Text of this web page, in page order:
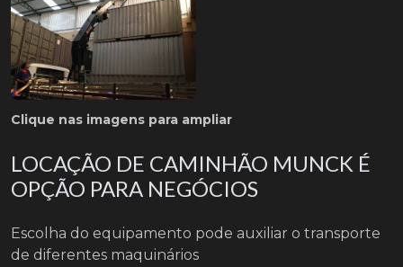
Clique nas imagens para ampliar
LOCAÇÃO DE CAMINHÃO MUNCK É
OPÇÃO PARA NEGÓCIOS
Escolha do equipamento pode auxiliar o transporte
de diferentes maquinários